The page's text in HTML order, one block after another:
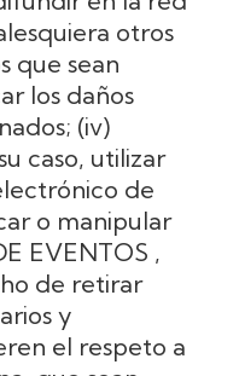
otros
que sean
los daños
(iv)
caso, utilizar
de
o manipular
EVENTOS ,
de retirar
y
el respeto a